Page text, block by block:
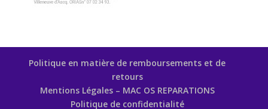
Politique en matière de remboursements et de
retours
Mentions Légales – MAC OS REPARATIONS
Politique de confidentialité